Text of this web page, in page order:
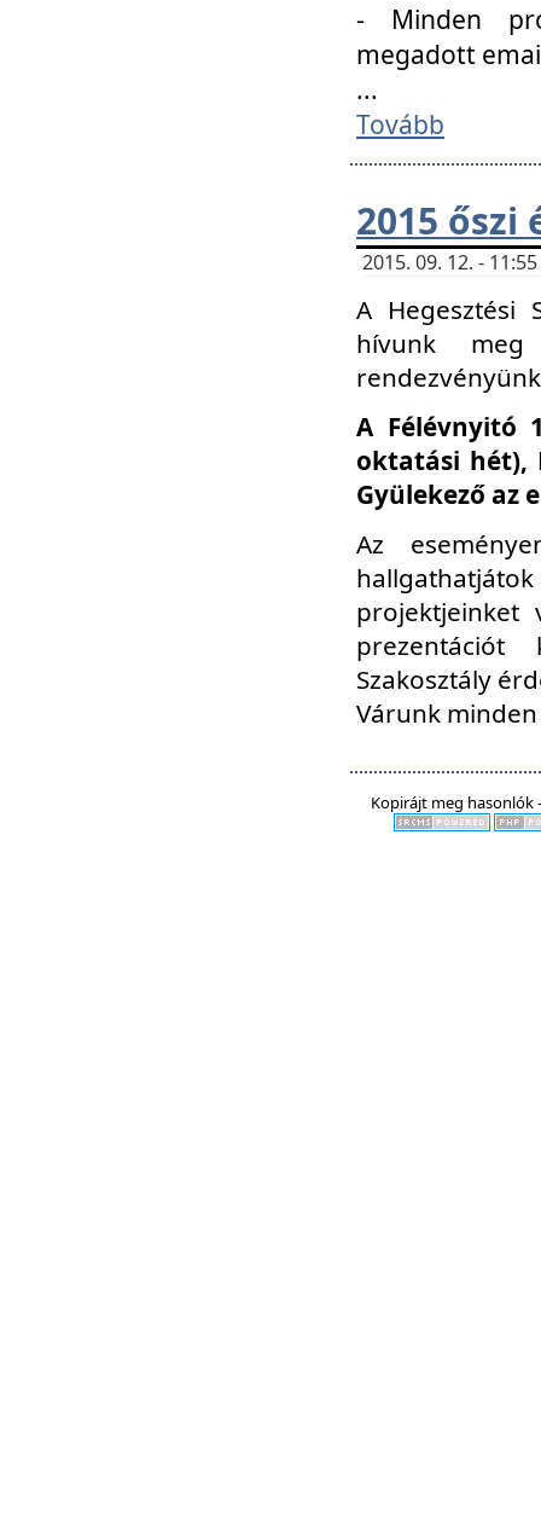
- Minden
megadott
...
Tovább
2015
2015. 09. 12. -
A Hegesztési
hívunk
A Félévnyitó
oktatási hét),
Gyülekező az
Az
Szakosztály
Várunk
Kopirájt meg hasonlók